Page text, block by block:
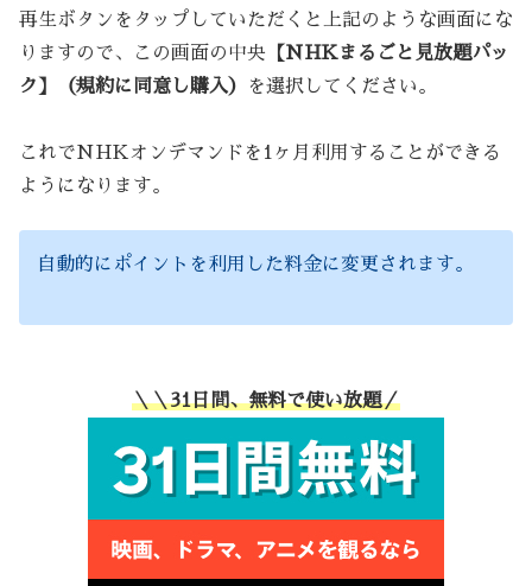
再生ボタンをタップしていただくと上記のような画面にな
りますので、この画面の中央 【NHKまるごと見放題パッ
ク】（規約に同意し購入）
を選択してください。
これでNHKオンデマンドを1ヶ月利用することができる
ようになります。
自動的にポイントを利用した料金に変更されます。
＼＼31日間、無料で使い放題／